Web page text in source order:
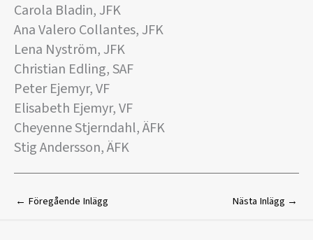
Carola Bladin, JFK
Ana Valero Collantes, JFK
Lena Nyström, JFK
Christian Edling, SAF
Peter Ejemyr, VF
Elisabeth Ejemyr, VF
Cheyenne Stjerndahl, ÄFK
Stig Andersson, ÄFK
← Föregående Inlägg Nästa Inlägg →